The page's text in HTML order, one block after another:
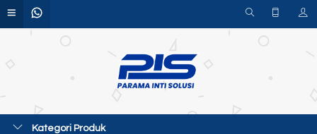
Kategori Produk